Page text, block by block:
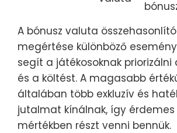
A bónusz valuta
megértése különböző
segít a játékosoknak priorizálni
és a költést. A magasabb
általában több exkluzív és
jutalmat kínálnak, így érdemes
mértékben részt venni bennük.